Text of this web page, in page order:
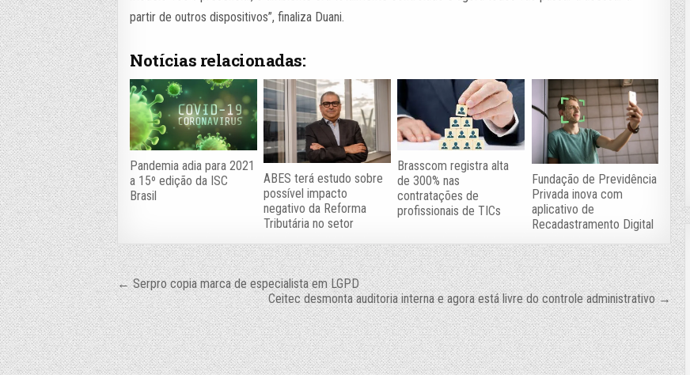
partir de outros dispositivos”, finaliza Duani.
Notícias relacionadas:
Pandemia adia para 2021
a 15º edição da ISC
Brasil
ABES terá estudo sobre
possível impacto
negativo da Reforma
Tributária no setor
Brasscom registra alta
de 300% nas
contratações de
profissionais de TICs
Fundação de Previdência
Privada inova com
aplicativo de
Recadastramento Digital
Navegação
de
Post
← Serpro copia marca de especialista em LGPD
Ceitec desmonta auditoria interna e agora está livre do controle administrativo →